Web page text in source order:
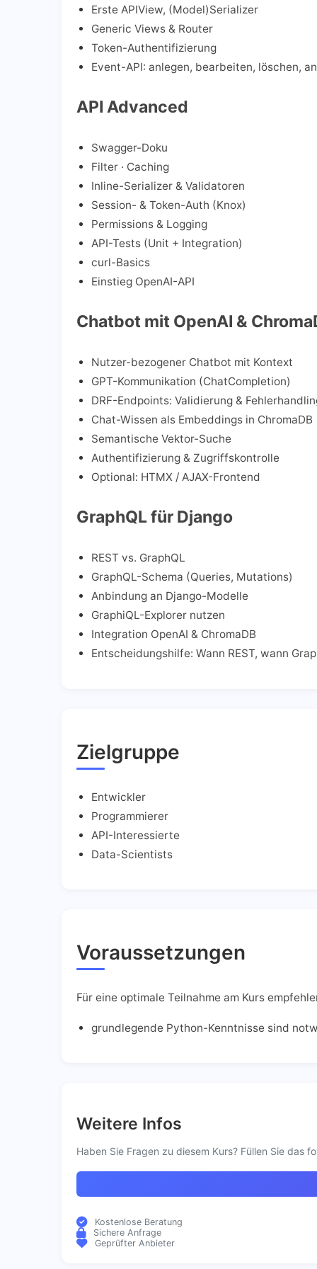
Erste APIView, (Model)Serializer
Generic Views & Router
Token-Authentifizierung
Event-API: anlegen, bearbeiten, löschen,
API Advanced
Swagger-Doku
Filter · Caching
Inline-Serializer & Validatoren
Session- & Token-Auth (Knox)
Permissions & Logging
API-Tests (Unit + Integration)
curl-Basics
Einstieg OpenAI-API
Chatbot mit OpenAI &
Nutzer-bezogener Chatbot mit Kontext
GPT-Kommunikation (ChatCompletion)
DRF-Endpoints: Validierung &
Chat-Wissen als Embeddings in ChromaDB
Semantische Vektor-Suche
Authentifizierung & Zugriffskontrolle
Optional: HTMX / AJAX-Frontend
GraphQL für Django
REST vs. GraphQL
GraphQL-Schema (Queries, Mutations)
Anbindung an Django-Modelle
GraphiQL-Explorer nutzen
Integration OpenAI & ChromaDB
Entscheidungshilfe: Wann REST, wann
Zielgruppe
Entwickler
Programmierer
API-Interessierte
Data-Scientists
Voraussetzungen
Für eine optimale Teilnahme am Kurs
grundlegende Python-Kenntnisse sind
Weitere Infos
Haben Sie Fragen zu diesem Kurs? Füllen Sie das
Kostenlose Beratung
Sichere Anfrage
Geprüfter Anbieter